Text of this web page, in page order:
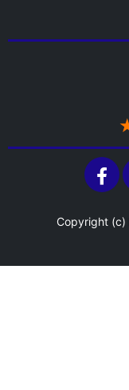
Copyright (c)